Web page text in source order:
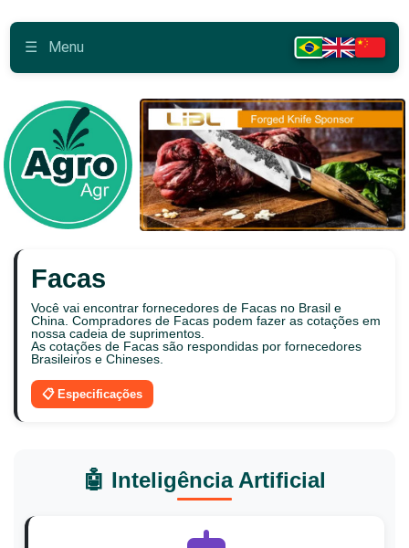
☰ Menu
Facas
Você vai encontrar fornecedores de Facas no Brasil e
China. Compradores de Facas podem fazer as cotações em
nossa cadeia de suprimentos.
As cotações de Facas são respondidas por fornecedores
Brasileiros e Chineses.
📋 Especificações
🤖 Inteligência Artificial